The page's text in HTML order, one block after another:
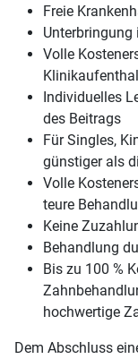
Freie
Volle
Individuelles
des Beitrags
Für Singles,
günstiger als
Volle
teure
Keine
Behandlung
Bis zu 100 %
hochwertige
Dem Abschluss